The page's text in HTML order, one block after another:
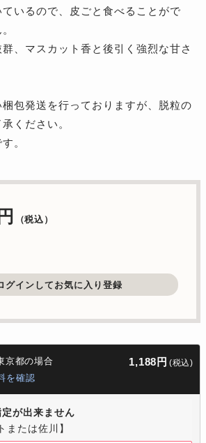
いるので、皮ごと食べることがで
、マスカット香と後引く強烈な甘さ
包発送を行っておりますが、脱粒の
ください。
。
（税込）
グインしてお気に入り登録
京都の場合 1,188円 (税込)
を確認
が出来ません
または佐川】